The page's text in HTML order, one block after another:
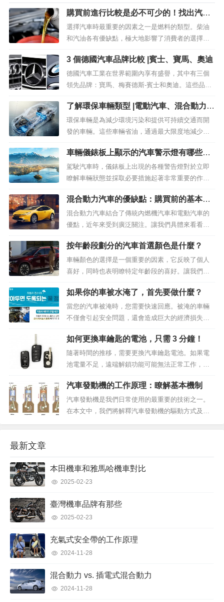
購買前進行比較是必不可少的！找出汽油
和柴油的區別
選擇汽車時最重要的因素之一是燃料的類型。柴油
和汽油各有優缺點，極大地影響了消費者的選擇。
在本文中，我們將仔細研究柴油和汽油之間的區
別。我們希望通過查看功能、優缺點、經濟性、環
境影響等來説明您確定哪一個...
3 個德國汽車品牌比較 |賓士、寶馬、奧迪
德國汽車工業在世界範圍內享有盛譽，其中有三個
領先品牌：寶馬、梅賽德斯-賓士和奧迪。這些品牌
根據其不同的歷史、理念和技術推出各種高性能汽
車，引領全球市場。在本文中，我們將比較這三個
品牌的歷史...
了解環保車輛類型 |電動汽車、混合動力汽
車、插電式混合動力汽車、FCV、CNG
環保車輛是為減少環境污染和提供可持續交通而開
發的車輛。這些車輛省油，通過最大限度地減少或
完全消除碳排放，有助於減少空氣污染。近年來，
得益於技術進步和政策支援，環保汽車的數量和類
型顯著增加。...
車輛儀錶板上顯示的汽車警示燈有哪些類
型？
駕駛汽車時，儀錶板上出現的各種警告燈對於立即
瞭解車輛狀態並採取必要措施起著非常重要的作
用。在本文中，我們將根據最新資訊更詳細地解釋
每個警告燈的含義以及您需要採取的措施。...
混合動力汽車的優缺點：購買前的基本檢
查
混合動力汽車結合了傳統內燃機汽車和電動汽車的
優點，近年來受到廣泛關注。讓我們具體來看看混
合動力汽車的優缺點，它們在提高燃油經濟性和環
境保護方面表現非常出色。 1. 混合動...
按年齡段劃分的汽車首選顏色是什麼？
車輛顏色的選擇是一個重要的因素，它反映了個人
喜好，同時也表明瞭特定年齡段的喜好。讓我們根
據最新資訊找出各個年齡段更喜歡哪些汽車顏色。
青少年和 20 多歲：明亮、個人色彩...
如果你的車被水淹了，首先要做什麼？
當您的汽車被淹時，您需要快速回應。被淹的車輛
不僅會引起安全問題，還會造成巨大的經濟損失。
因此，熟悉處理被淹車輛所需的正確程式和預防措
施非常重要。在本文中，我們將逐步解釋當您的汽
車被淹時您應該做的第一件...
如何更換車鑰匙的電池，只需 3 分鐘！
隨著時間的推移，需要更換汽車鑰匙電池。如果電
池電量不足，遠端解鎖功能可能無法正常工作，或
者按鍵可能根本不起作用。在本文中，我們將逐步
解釋如何更換車鑰匙的電池。何時更換汽車鑰匙的
電池汽車鑰匙電池通常可以...
汽車發動機的工作原理：瞭解基本機制
汽車發動機是我們日常使用的最重要的技術之一。
在本文中，我們將解釋汽車發動機的驅動方式及其
最新文章
本田機車和雅馬哈機車對比
2025-02-23
臺灣機車品牌有那些
2025-02-23
充氣式安全帶的工作原理
2024-11-28
混合動力 vs. 插電式混合動力
2024-11-28